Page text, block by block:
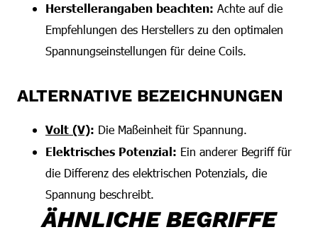
Herstellerangaben beachten: Achte auf die
Empfehlungen des Herstellers zu den optimalen
Spannungseinstellungen für deine Coils.
ALTERNATIVE BEZEICHNUNGEN
Volt (V): Die Maßeinheit für Spannung.
Elektrisches Potenzial: Ein anderer Begriff für
die Differenz des elektrischen Potenzials, die
Spannung beschreibt.
ÄHNLICHE BEGRIFFE